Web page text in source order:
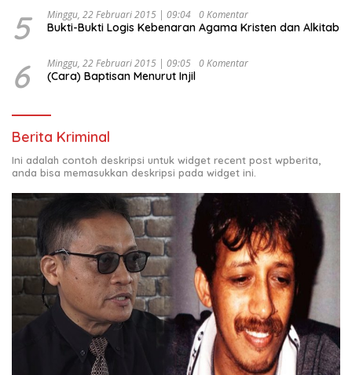
5 Minggu, 22 Februari 2015 | 09:04 0 Komentar
Bukti-Bukti Logis Kebenaran Agama Kristen dan Alkitab
6 Minggu, 22 Februari 2015 | 09:05 0 Komentar
(Cara) Baptisan Menurut Injil
Berita Kriminal
Ini adalah contoh deskripsi untuk widget recent post wpberita,
anda bisa memasukkan deskripsi pada widget ini.